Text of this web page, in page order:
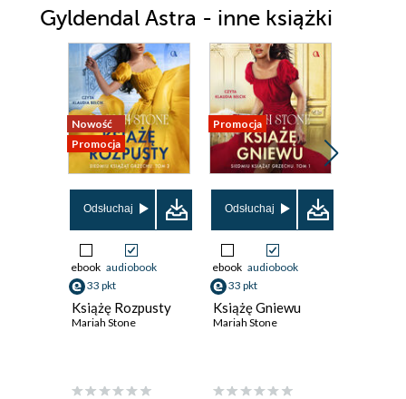
Gyldendal Astra - inne książki
Nowość
Promocja
Odsłuchaj
ebook audiobook
33 pkt
Książę Rozpusty
Mariah Stone
Promocja
Odsłuchaj
ebook audiobook
33 pkt
Książę Gniewu
Mariah Stone